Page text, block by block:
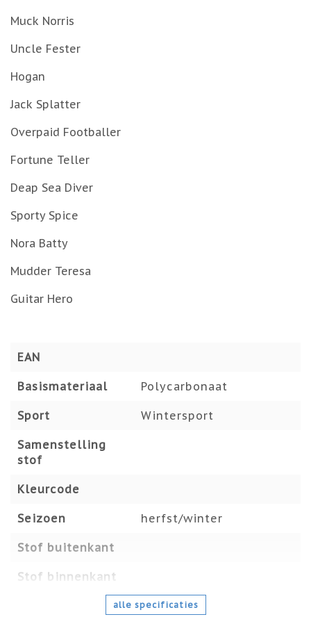
Muck Norris
Uncle Fester
Hogan
Jack Splatter
Overpaid Footballer
Fortune Teller
Deap Sea Diver
Sporty Spice
Nora Batty
Mudder Teresa
Guitar Hero
EAN
Basismateriaal Polycarbonaat
Sport Wintersport
Samenstelling
stof
Kleurcode
Seizoen herfst/winter
Stof buitenkant
Stof binnenkant
alle specificaties